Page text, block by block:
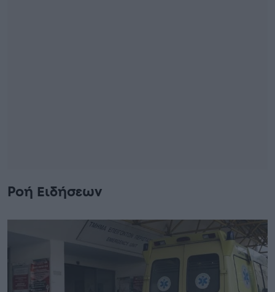
Ροή Ειδήσεων